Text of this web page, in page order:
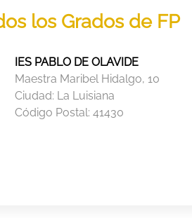
los Grados de FP
IES PABLO DE OLAVIDE
Maestra Maribel Hidalgo, 10
Ciudad: La Luisiana
Código Postal: 41430